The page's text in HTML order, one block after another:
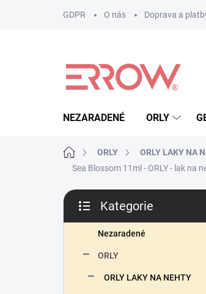
GDPR O nás Doprava a
NEZARADENÉ ORLY
Domů ORLY ORLY LAKY NA
Sea Blossom 11ml - ORLY - lak na
P
s
kategorie
Kategorie
Nezaradené
ORLY
ORLY LAKY NA NEHTY